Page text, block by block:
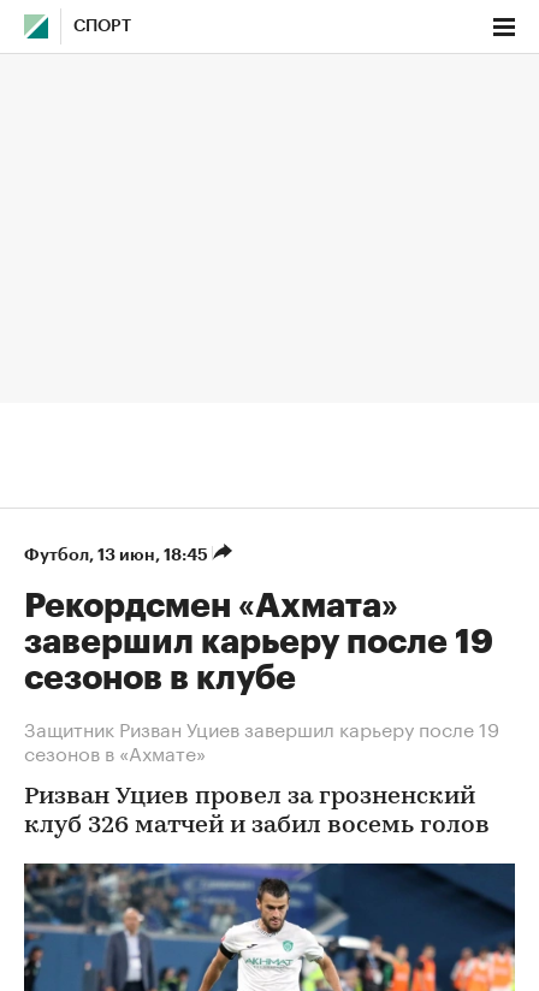
СПОРТ
Футбол⁠, 13 июн, 18:45
Рекордсмен «Ахмата»
завершил карьеру после 19
сезонов в клубе
Защитник Ризван Уциев завершил карьеру после 19
сезонов в «Ахмате»
Ризван Уциев провел за грозненский
клуб 326 матчей и забил восемь голов